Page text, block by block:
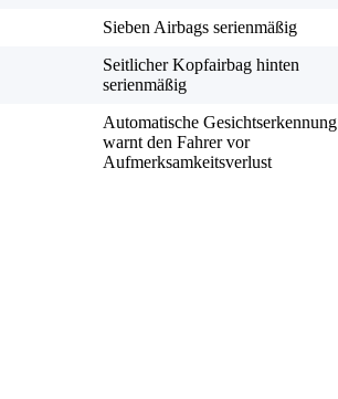
Sieben Airbags serienmäßig
Seitlicher Kopfairbag hinten
serienmäßig
Automatische Gesichtserkennung
warnt den Fahrer vor
Aufmerksamkeitsverlust